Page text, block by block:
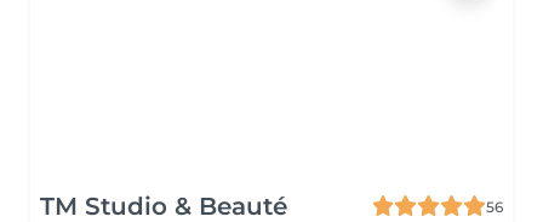
TM Studio & Beauté
56